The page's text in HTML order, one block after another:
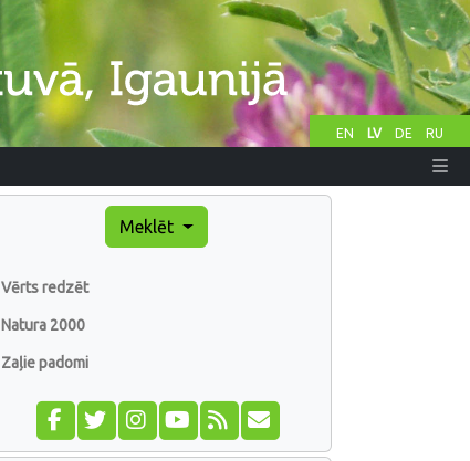
EN LV DE RU
Meklēt
Vērts redzēt
Natura 2000
Zaļie padomi